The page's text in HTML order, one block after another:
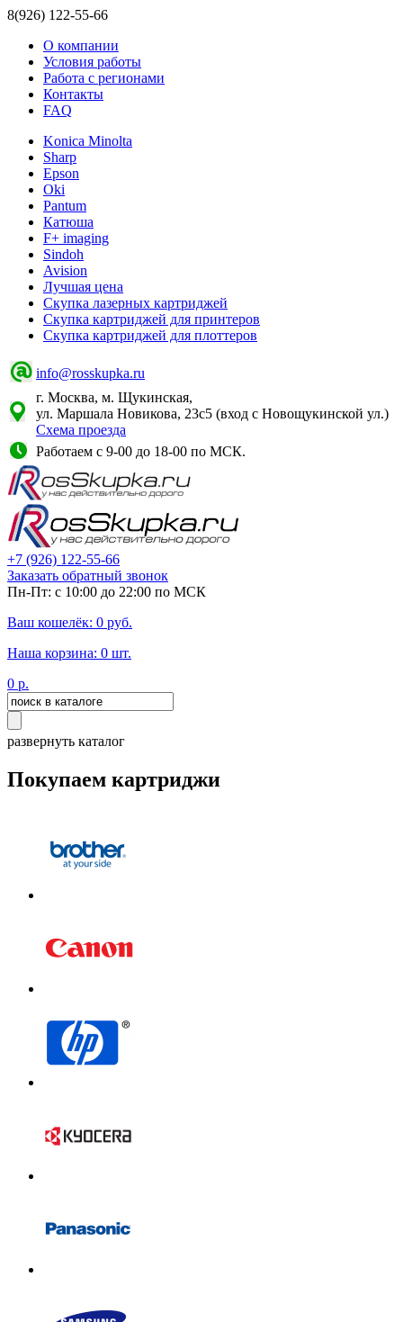
8(926) 122-55-66
О компании
Условия работы
Работа с регионами
Контакты
FAQ
Konica Minolta
Sharp
Epson
Oki
Pantum
Катюша
F+ imaging
Sindoh
Avision
Лучшая цена
Скупка лазерных картриджей
Скупка картриджей для принтеров
Скупка картриджей для плоттеров
info@rosskupka.ru
г. Москва, м. Щукинская,
ул. Маршала Новикова, 23с5 (вход с Новощукинской ул.)
Схема проезда
Работаем с 9-00 до 18-00 по МСК.
+7 (926) 122-55-66
Заказать обратный звонок
Пн-Пт: с 10:00 до 22:00 по МСК
Ваш кошелёк: 0 руб.
Наша корзина: 0 шт.
0 р.
развернуть каталог
Покупаем картриджи